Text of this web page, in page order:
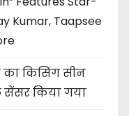
Kumar, Taapsee
का किसिंग सीन
सेंसर किया गया